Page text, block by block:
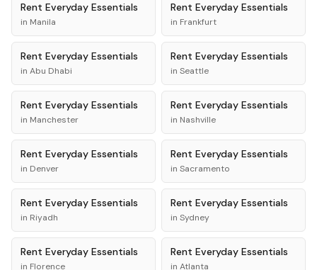
Rent Everyday Essentials
in Manila
Rent Everyday Essentials
in Frankfurt
Rent Everyday Essentials
in Abu Dhabi
Rent Everyday Essentials
in Seattle
Rent Everyday Essentials
in Manchester
Rent Everyday Essentials
in Nashville
Rent Everyday Essentials
in Denver
Rent Everyday Essentials
in Sacramento
Rent Everyday Essentials
in Riyadh
Rent Everyday Essentials
in Sydney
Rent Everyday Essentials
in Florence
Rent Everyday Essentials
in Atlanta